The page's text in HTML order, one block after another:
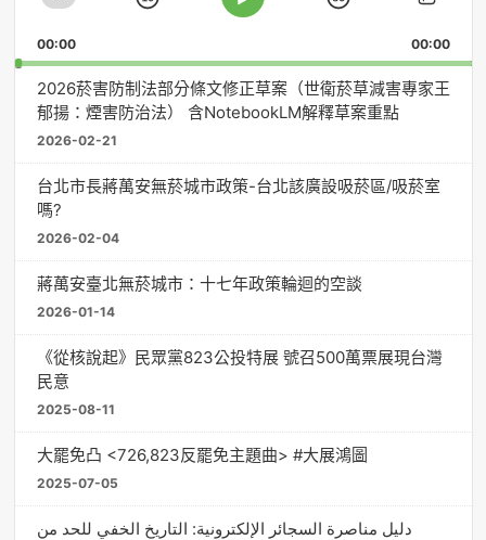
Rate
Skip
Play
Jump
Forward
00:00 00:00
2026菸害防制法部分條文修正草案（世衛菸草減害專家王
郁揚：煙害防治法） 含NotebookLM解釋草案重點
2026-02-21
台北市長蔣萬安無菸城市政策-台北該廣設吸菸區/吸菸室
嗎?
2026-02-04
蔣萬安臺北無菸城市：十七年政策輪迴的空談
2026-01-14
《從核說起》民眾黨823公投特展 號召500萬票展現台灣
民意
2025-08-11
大罷免凸 <726,823反罷免主題曲> #大展鴻圖
2025-07-05
دليل مناصرة السجائر الإلكترونية: التاريخ الخفي للحد من